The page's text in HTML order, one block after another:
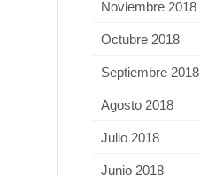
Noviembre 2018
Octubre 2018
Septiembre 2018
Agosto 2018
Julio 2018
Junio 2018